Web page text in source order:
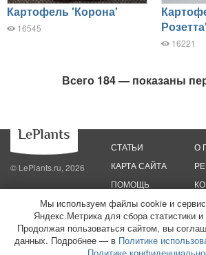
Картофель 'Корона'
16545
Розетта'
16221
Всего 184 — показаны
© LePlants.ru, 2026
СТАТЬИ
КАРТА САЙТА
ПОМОЩЬ
О
Политика конфиденциальности
Политика
Пользовательское соглашение
Редакционные
ООО «Трафик»
ИНН 7813175200 ОГРН
Мы используем файлы cookie и сервис
Яндекс.Метрика для сбора статистики
Продолжая пользоваться сайтом, вы
данных. Подробнее — в Политике